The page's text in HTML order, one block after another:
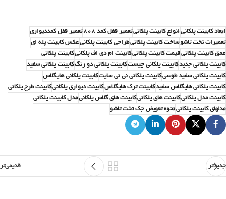
ابعاد کابینت پلکانیانواع کابینت پلکانیتعمیر قفل کمد 808
تعمیر قفل کمددیواری
تعمیرات تخت تاشو ساخت کابینت پلکانیطراحی کابینت پلکانیعکس کابینت پله ای
عمق کابینت پلکانیقیمت کابینت پلکانیکابینت ام دی اف پلکانیکابینت پلکانی
کابینت پلکانی جدیدکابینت پلکانی چیستکابینت پلکانی دو رنگکابینت پلکانی سفید
کابینت پلکانی سفید طوسیکابینت پلکانی نی نی سایتکابینت پلکانی هایگلاس
کابینت پلکانی هایگلاس سفیدکابینت ترک هایگلاسکابینت دیواری پلکانیکابینت طرح پلکانی
کابینت مدل پلکانیکابینت های پلکانیکابینت های گلاس پلکانیمدل کابینت پلکانی
مدلهای کابینت پلکانینحوه تعویض جک تخت تاشو
جدیدتر قدیمی‌تر